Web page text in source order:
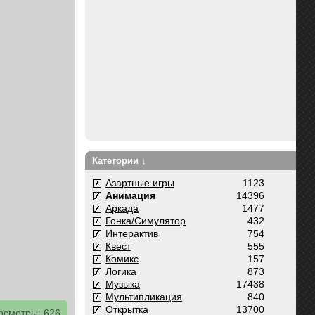
Категории ↓
1123
Азартные игры
14396
Анимация
1477
Аркада
432
Гонка/Симулятор
754
Интерактив
555
Квест
157
Комикс
873
Логика
17438
Музыка
840
Мультипликация
13700
Открытка